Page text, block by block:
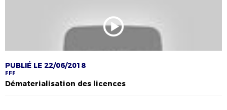
PUBLIÉ LE 22/06/2018
FFF
Dématerialisation des licences